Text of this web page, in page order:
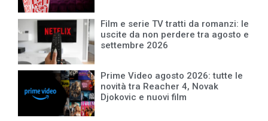
Film e serie TV tratti da romanzi: le
uscite da non perdere tra agosto e
settembre 2026
Prime Video agosto 2026: tutte le
novità tra Reacher 4, Novak
Djokovic e nuovi film